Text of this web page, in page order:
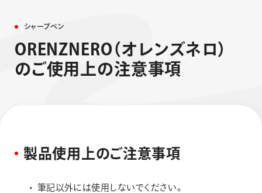
エナージェル サインペン オレンズ
商品を探すトップ
ボールペン
ペン
ブラッシュ（筆）
ぺんてるについて
運営会社
シャ ープペン
O R E N Z N E RO （オ レンズネ ロ）
のご使用 上の注意事項
製品使用 上のご注意事項
筆記以外には使用しないでください。